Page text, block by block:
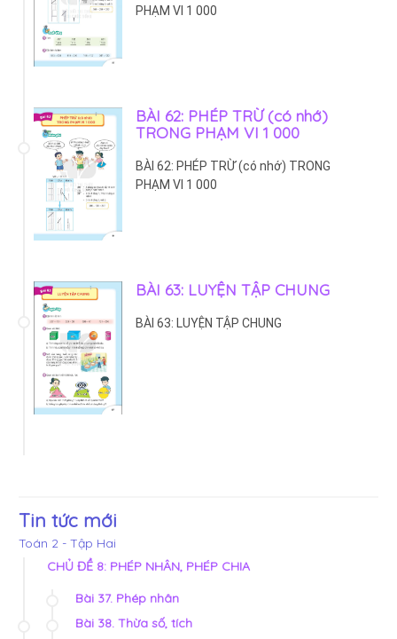
PHẠM VI 1 000
BÀI 62: PHÉP TRỪ (có nhớ)
TRONG PHẠM VI 1 000
BÀI 62: PHÉP TRỪ (có nhớ) TRONG
PHẠM VI 1 000
BÀI 63: LUYỆN TẬP CHUNG
BÀI 63: LUYỆN TẬP CHUNG
Tin tức mới
Toán 2 - Tập Hai
CHỦ ĐỀ 8: PHÉP NHÂN, PHÉP CHIA
Bài 37. Phép nhân
Bài 38. Thừa số, tích